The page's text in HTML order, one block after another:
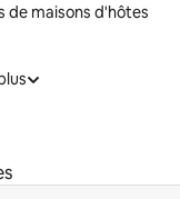
de maisons d'hôtes